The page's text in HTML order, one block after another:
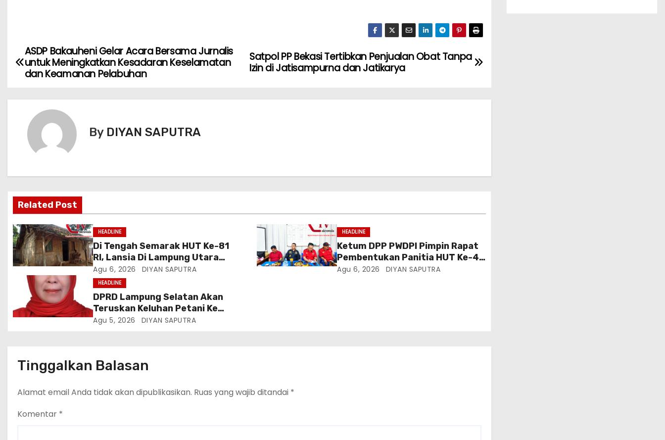
Satpol PP Bekasi Tertibkan Penjualan Obat Tanpa
Izin di Jatisampurna dan Jatikarya
ASDP Bakauheni Gelar Acara Bersama Jurnalis
untuk Meningkatkan Kesadaran Keselamatan
dan Keamanan Pelabuhan
By DIYAN SAPUTRA
Related Post
HEADLINE
Di Tengah Semarak HUT Ke-81
RI, Lansia Di Lampung Utara
Hidup Memprihatinkan
Agu 6, 2026 DIYAN SAPUTRA
HEADLINE
Ketum DPP PWDPI Pimpin Rapat
Pembentukan Panitia HUT Ke-4,
Berikut Susunan Dan Rangkaian
Agu 6, 2026 DIYAN SAPUTRA
HEADLINE
DPRD Lampung Selatan Akan
Teruskan Keluhan Petani Ke
Dinas Terkait, Minta Audit
Agu 5, 2026 DIYAN SAPUTRA
Tinggalkan Balasan
Alamat email Anda tidak akan dipublikasikan. Ruas yang wajib ditandai *
Komentar *